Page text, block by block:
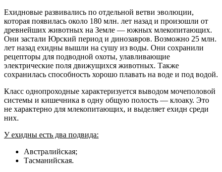
Ехидновые развивались по отдельной ветви эволюции,
которая появилась около 180 млн. лет назад и произошли от
древнейших животных на Земле — южных млекопитающих.
Они застали Юрский период и динозавров. Возможно 25 млн.
лет назад ехидны вышли на сушу из воды. Они сохранили
рецепторы для подводной охоты, улавливающие
электрические поля движущихся животных. Также
сохранилась способность хорошо плавать на воде и под водой.
Класс однопроходные характеризуется выводом мочеполовой
системы и кишечника в одну общую полость — клоаку. Это
не характерно для млекопитающих, и выделяет ехидн среди
них.
У ехидны есть два подвида:
Австралийская;
Тасманийская.